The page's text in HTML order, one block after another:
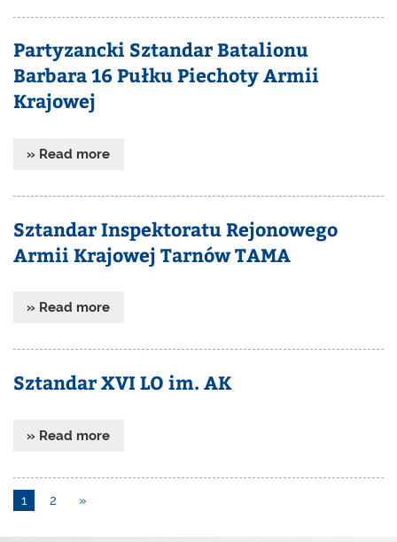
Partyzancki Sztandar Batalionu
Barbara 16 Pułku Piechoty Armii
Krajowej
» Read more
Sztandar Inspektoratu Rejonowego
Armii Krajowej Tarnów TAMA
» Read more
Sztandar XVI LO im. AK
» Read more
1 2 »